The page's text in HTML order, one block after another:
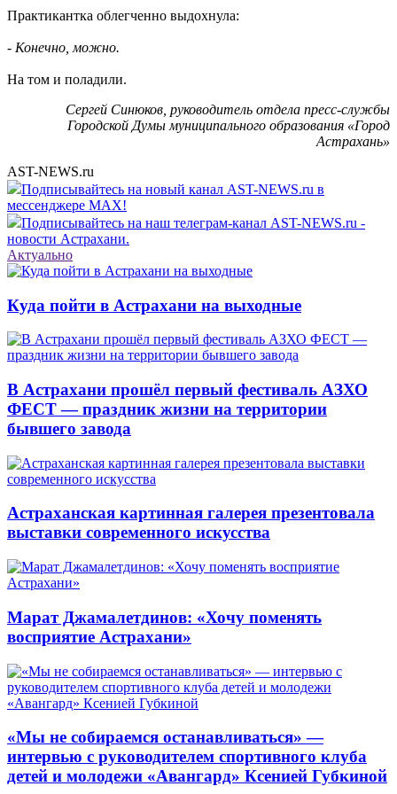
Практикантка облегченно выдохнула:
- Конечно, можно.
На том и поладили.
Сергей Синюков, руководитель отдела пресс-службы
Городской Думы муниципального образования «Город
Астрахань»
AST-NEWS.ru
Подписывайтесь на новый канал AST-NEWS.ru в
мессенджере MAX!
Подписывайтесь на наш телеграм-канал AST-NEWS.ru -
новости Астрахани.
Актуально
Куда пойти в Астрахани на выходные
В Астрахани прошёл первый фестиваль АЗХО
ФЕСТ — праздник жизни на территории
бывшего завода
Астраханская картинная галерея презентовала
выставки современного искусства
Марат Джамалетдинов: «Хочу поменять
восприятие Астрахани»
«Мы не собираемся останавливаться» —
интервью с руководителем спортивного клуба
детей и молодежи «Авангард» Ксенией Губкиной